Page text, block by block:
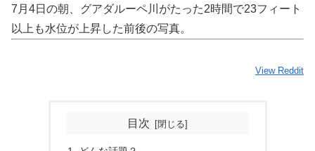
7月4日の朝、グアダルーペ川がたった2時間で23フィート
以上も水位が上昇した前後の写真。
View Reddit
目次